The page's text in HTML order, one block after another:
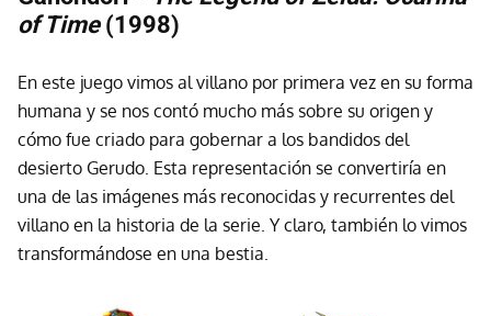
of Time(1998)
En este juego vimos al villano por primera vez en su forma
humana y se nos contó mucho más sobre su origen y
cómo fue criado para gobernar a los bandidos del
desierto Gerudo. Esta representación se convertiría en
una de las imágenes más reconocidas y recurrentes del
villano en la historia de la serie. Y claro, también lo vimos
transformándose en una bestia.